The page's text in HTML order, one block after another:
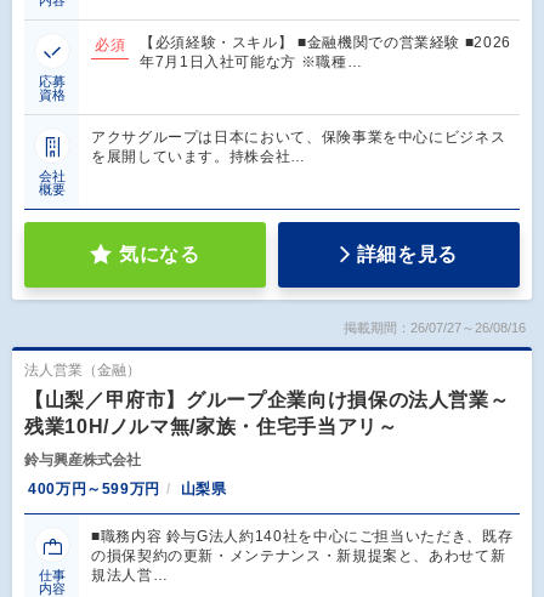
応募
資格
必須
【必須経験・スキル】 ■金融機関での営業経験 ■2026
年7月1日入社可能な方 ※職種…
会社
概要
アクサグループは日本において、保険事業を中心にビジネス
を展開しています。持株会社…
気になる 詳細を見る
掲載期間：26/07/27～26/08/16
法人営業（金融）
【山梨／甲府市】グループ企業向け損保の法人営業～
残業10H/ノルマ無/家族・住宅手当アリ～
鈴与興産株式会社
400万円～599万円
山梨県
仕事
内容
■職務内容 鈴与G法人約140社を中心にご担当いただき、既存
の損保契約の更新・メンテナンス・新規提案と、あわせて新
規法人営…